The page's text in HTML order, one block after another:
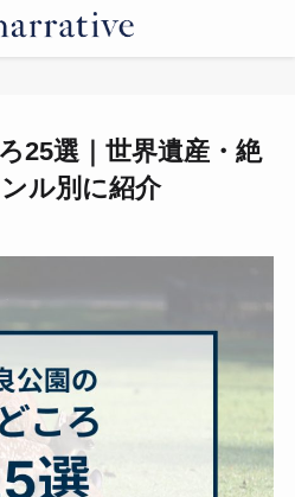
25選｜世界遺産・絶
ル別に紹介